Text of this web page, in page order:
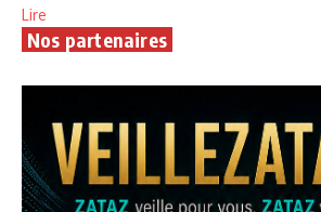
Lire
Nos partenaires